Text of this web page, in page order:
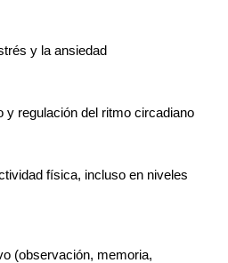
y la ansiedad
y regulación del ritmo circadiano
física, incluso en niveles
(observación, memoria,